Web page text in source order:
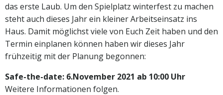
das erste Laub. Um den Spielplatz winterfest zu machen
steht auch dieses Jahr ein kleiner Arbeitseinsatz ins
Haus. Damit möglichst viele von Euch Zeit haben und den
Termin einplanen können haben wir dieses Jahr
frühzeitig mit der Planung begonnen:
Safe-the-date: 6.November 2021 ab 10:00 Uhr
Weitere Informationen folgen.